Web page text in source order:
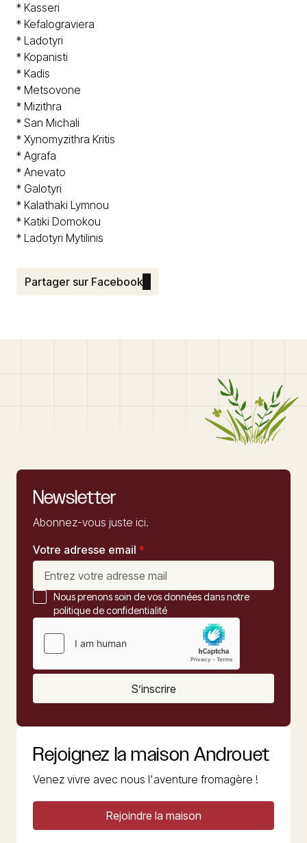
* Kasseri
* Kefalograviera
* Ladotyri
* Kopanisti
* Kadis
* Metsovone
* Mizithra
* San Michali
* Xynomyzithra Kritis
* Agrafa
* Anevato
* Galotyri
* Kalathaki Lymnou
* Katiki Domokou
* Ladotyri Mytilinis
Partager sur Facebook
Newsletter
Abonnez-vous juste ici.
Votre adresse email *
Nous prenons soin de vos données dans notre
politique de confidentialité
S’inscrire
Rejoignez la maison Androuet
Venez vivre avec nous l'aventure fromagère !
Rejoindre la maison